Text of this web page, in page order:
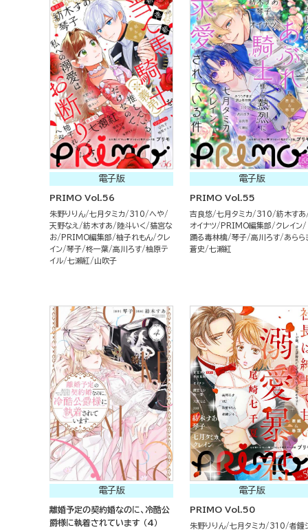
電子版
PRIMO Vol.56
朱野りりん 七月タミカ 310
へや
天野なえ
紡木すあ 陸斗いく
猫宮な
お
PRIMO編集部 柚子れもん
クレ
イン 琴子 柊一葉 高川ろす 柚原テ
イル 七瀬紅 山吹子
電子版
PRIMO Vol.55
吉良悠 七月タミカ 310
紡木すあ
オイナツ
PRIMO編集部
クレイン
踊る毒林檎 琴子 高川ろす
あらら
蒼史
七瀬紅
電子版
離婚予定の契約婚なのに、冷酷公
爵様に執着されています （4）
電子版
PRIMO Vol.50
朱野りりん 七月タミカ 310
者鐘